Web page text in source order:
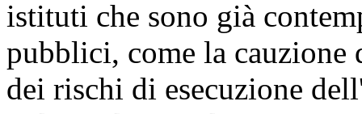
istituti che sono già
pubblici, come la cauzione
dei rischi di esecuzione